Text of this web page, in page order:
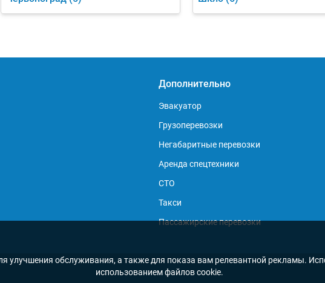
Дополнительно
Эвакуатор
Грузоперевозки
Негабаритные перевозки
Аренда спецтехники
СТО
Такси
Пассажирские перевозки
улучшения обслуживания, а также для показа вам релевантной рекламы.
использованием файлов cookie.